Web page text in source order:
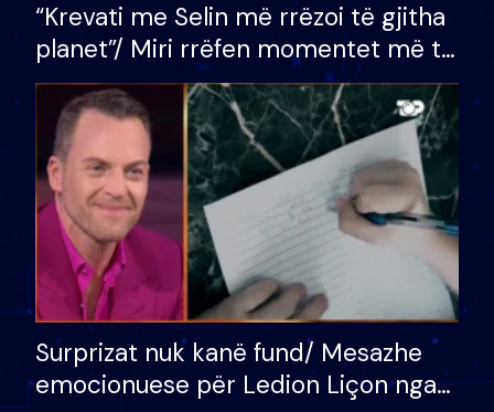
“Krevati me Selin më rrëzoi të gjitha
planet”/ Miri rrëfen momentet më të
bukura në shtëpinë e BB VIP: Do më
mungojë zilja e mëngjesit kur…
Surprizat nuk kanë fund/ Mesazhe
emocionuese për Ledion Liçon nga